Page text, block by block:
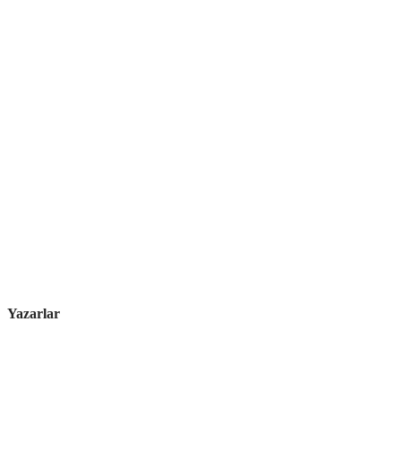
Yazarlar